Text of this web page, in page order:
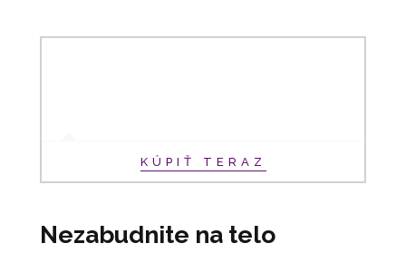
KÚPIŤ TERAZ
Nezabudnite na telo